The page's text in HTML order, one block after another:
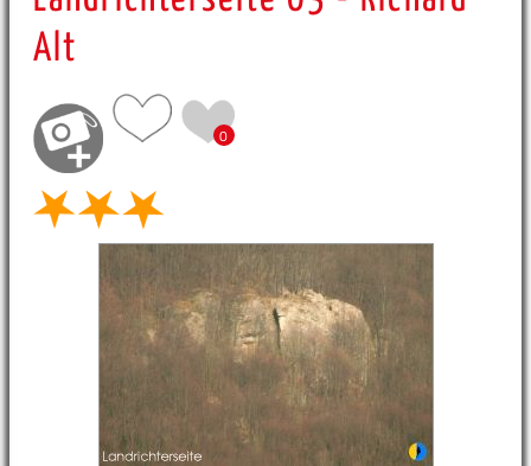
Alt
0